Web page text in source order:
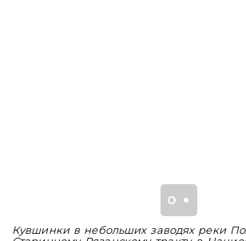
Кувшинки в небольших заводях реки